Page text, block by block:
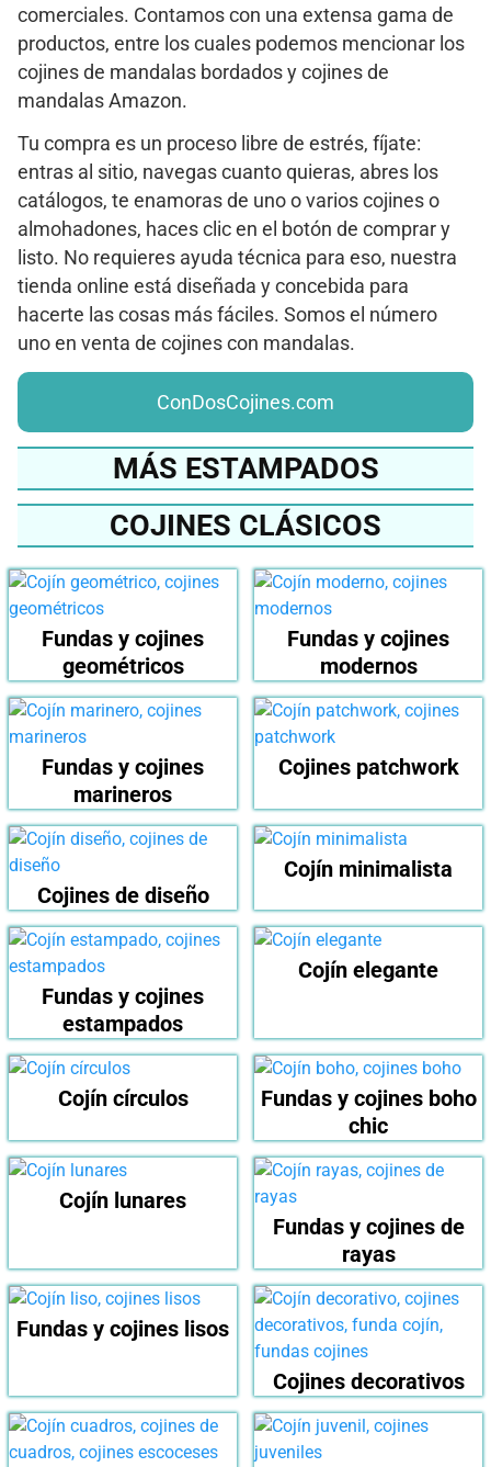
comerciales. Contamos con una extensa gama de
productos, entre los cuales podemos mencionar los
cojines de mandalas bordados y cojines de
mandalas Amazon.
Tu compra es un proceso libre de estrés, fíjate:
entras al sitio, navegas cuanto quieras, abres los
catálogos, te enamoras de uno o varios cojines o
almohadones, haces clic en el botón de comprar y
listo. No requieres ayuda técnica para eso, nuestra
tienda online está diseñada y concebida para
hacerte las cosas más fáciles. Somos el número
uno en venta de cojines con mandalas.
ConDosCojines.com
MÁS ESTAMPADOS
COJINES CLÁSICOS
Fundas y cojines
geométricos
Fundas y cojines
modernos
Fundas y cojines
marineros
Cojines patchwork
Cojines de diseño
Cojín minimalista
Fundas y cojines
estampados
Cojín elegante
Cojín círculos
Fundas y cojines boho
chic
Cojín lunares
Fundas y cojines de
rayas
Fundas y cojines lisos
Cojines decorativos